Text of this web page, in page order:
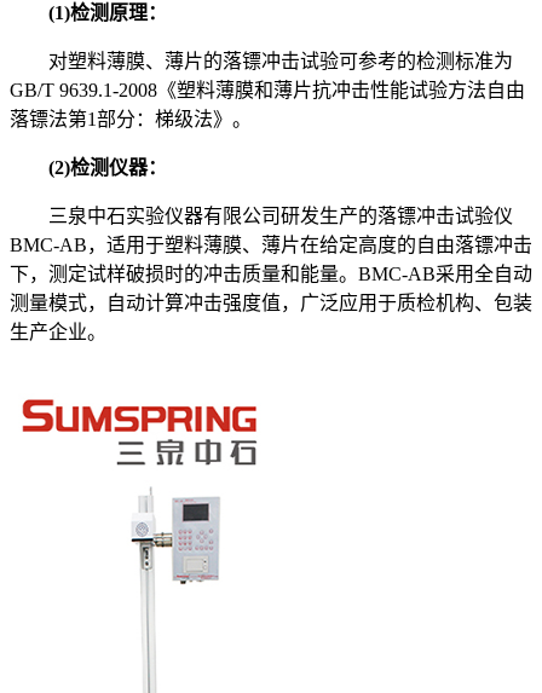
(1)检测原理：
对塑料薄膜、薄片的落镖冲击试验可参考的检测标准为
GB/T 9639.1-2008《塑料薄膜和薄片抗冲击性能试验方法自由
落镖法第1部分：梯级法》。
(2)检测仪器：
三泉中石实验仪器有限公司研发生产的落镖冲击试验仪
BMC-AB，适用于塑料薄膜、薄片在给定高度的自由落镖冲击
下，测定试样破损时的冲击质量和能量。BMC-AB采用全自动
测量模式，自动计算冲击强度值，广泛应用于质检机构、包装
生产企业。